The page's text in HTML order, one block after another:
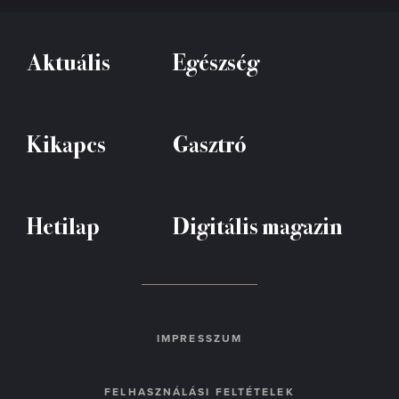
Aktuális Egészség
Kikapcs Gasztró
Hetilap Digitális magazin
IMPRESSZUM
FELHASZNÁLÁSI FELTÉTELEK